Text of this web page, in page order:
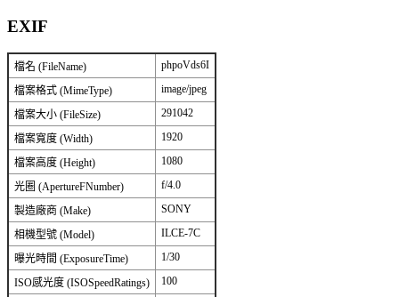
EXIF
檔名 (FileName) phpoVds6I
檔案格式 (MimeType) image/jpeg
檔案大小 (FileSize) 291042
檔案寬度 (Width) 1920
檔案高度 (Height) 1080
光圈 (ApertureFNumber) f/4.0
製造廠商 (Make) SONY
相機型號 (Model) ILCE-7C
曝光時間 (ExposureTime) 1/30
ISO感光度 (ISOSpeedRatings) 100